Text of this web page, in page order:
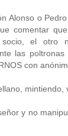
Alonso o
comentar
socio, el otro
las
con
y no